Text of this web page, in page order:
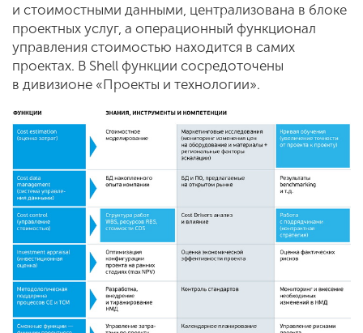
и стоимостными данными, централизована в блоке
проектных услуг, а операционный функционал
управления стоимостью находится в самих
проектах. В Shell функции сосредоточены
в дивизионе «Проекты и технологии».